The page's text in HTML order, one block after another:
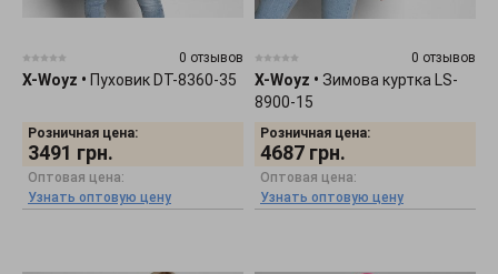
0 отзывов
X-Woyz • Пуховик DT-8360-35
Розничная цена:
3491 грн.
Оптовая цена:
Узнать оптовую цену
0 отзывов
X-Woyz • Зимова куртка LS-
8900-15
Розничная цена:
4687 грн.
Оптовая цена:
Узнать оптовую цену